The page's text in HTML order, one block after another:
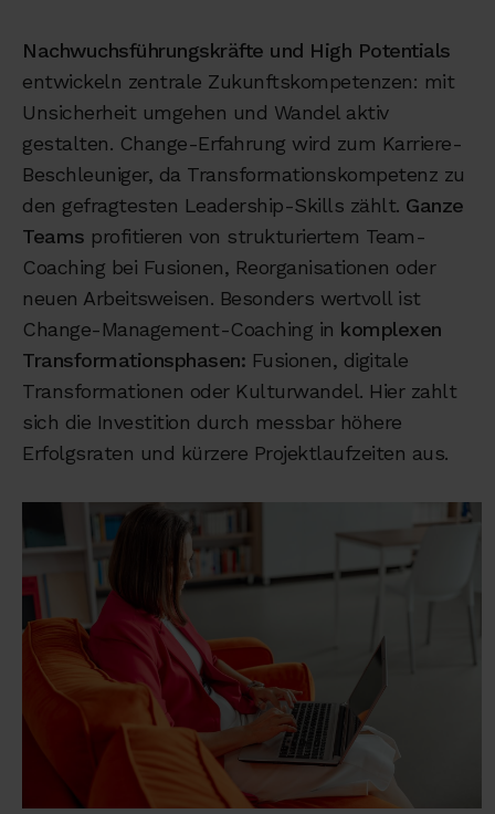
Nachwuchsführungskräfte und High Potentials
entwickeln zentrale Zukunftskompetenzen: mit
Unsicherheit umgehen und Wandel aktiv
gestalten. Change-Erfahrung wird zum Karriere-
Beschleuniger, da Transformationskompetenz zu
den gefragtesten Leadership-Skills zählt. Ganze
Teams profitieren von strukturiertem Team-
Coaching bei Fusionen, Reorganisationen oder
neuen Arbeitsweisen. Besonders wertvoll ist
Change-Management-Coaching in komplexen
Transformationsphasen: Fusionen, digitale
Transformationen oder Kulturwandel. Hier zahlt
sich die Investition durch messbar höhere
Erfolgsraten und kürzere Projektlaufzeiten aus.